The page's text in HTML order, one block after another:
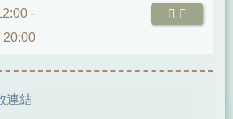
-
20:00
連結